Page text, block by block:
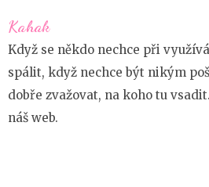
na
obsah
(stiskněte
Enter)
Kahak
Když se někdo nechce při
spálit, když nechce být nikým
dobře zvažovat, na koho tu
náš web.